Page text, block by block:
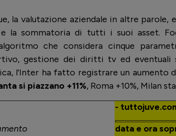
la valutazione aziendale in altre parole,
la sommatoria di tutti i suoi asset.
che considera cinque
gestione dei diritti tv ed eventuali
l'Inter ha fatto registrare un aumento
si piazzano +11%, Roma +10%, Milan
-
data e ora